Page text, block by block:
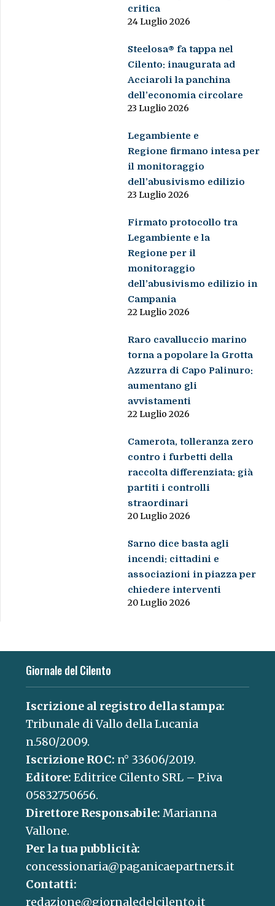
critica
24 Luglio 2026
Steelosa® fa tappa nel
Cilento: inaugurata ad
Acciaroli la panchina
dell’economia circolare
23 Luglio 2026
Legambiente e
Regione firmano intesa per
il monitoraggio
dell’abusivismo edilizio
23 Luglio 2026
Firmato protocollo tra
Legambiente e la
Regione per il
monitoraggio
dell’abusivismo edilizio in
Campania
22 Luglio 2026
Raro cavalluccio marino
torna a popolare la Grotta
Azzurra di Capo Palinuro:
aumentano gli
avvistamenti
22 Luglio 2026
Camerota, tolleranza zero
contro i furbetti della
raccolta differenziata: già
partiti i controlli
straordinari
20 Luglio 2026
Sarno dice basta agli
incendi: cittadini e
associazioni in piazza per
chiedere interventi
20 Luglio 2026
Giornale del Cilento
Iscrizione al registro della stampa:
Tribunale di Vallo della Lucania
n.580/2009.
Iscrizione ROC: n° 33606/2019.
Editore: Editrice Cilento SRL – P.iva
05832750656.
Direttore Responsabile: Marianna
Vallone.
Per la tua pubblicità:
concessionaria@paganicaepartners.it
Contatti:
redazione@giornaledelcilento.it